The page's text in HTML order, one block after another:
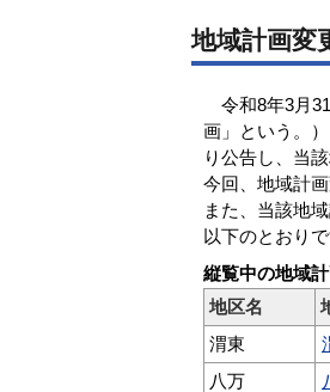
地域計画変
令和8年3月
画」という。
り公告し、当
今回、地域計
また、当該地
以下のとおりで
縦覧中の地域
地区名
渭東
八万